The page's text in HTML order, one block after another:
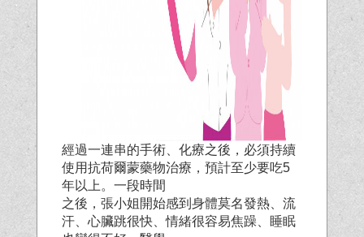
經過一連串的手術、化療之後，必須持續
使用抗荷爾蒙藥物治療，預計至少要吃5
年以上。一段時間
之後，張小姐開始感到身體莫名發熱、流
汗、心臟跳很快、情緒很容易焦躁、睡眠